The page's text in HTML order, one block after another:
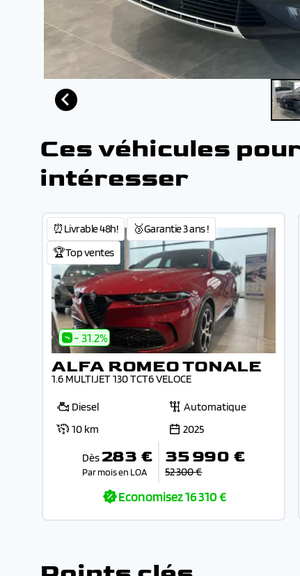
Ces véhicules
intéresser
⏰Livrable 48h!
🥉Garantie 3 ans !
🏆Top ventes
- 31.2%
ALFA ROMEO TONALE
1.6 MULTIJET 130 TCT6 VELOCE
Diesel
Automatique
10 km
2025
Dès 283 €
Par mois en LOA
35 990 €
52 300 €
Economisez16 310 €